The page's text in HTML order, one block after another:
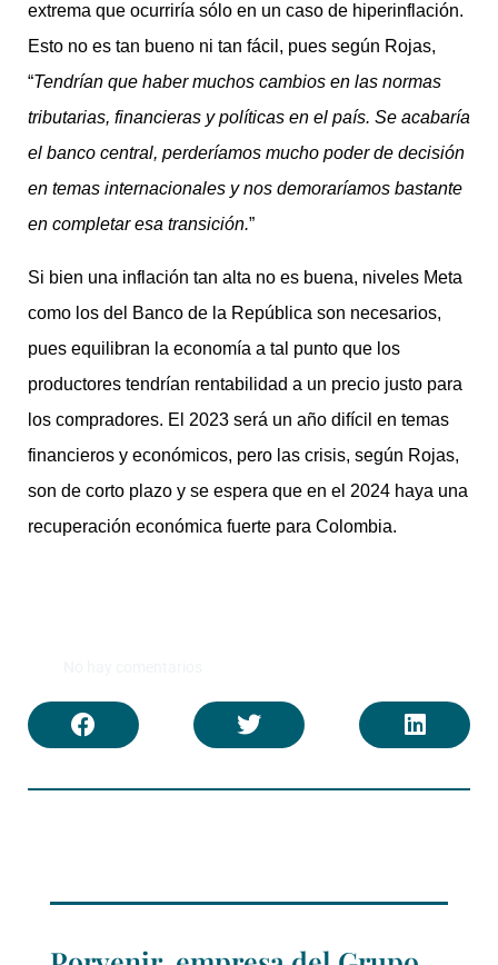
extrema que ocurriría sólo en un caso de hiperinflación.
Esto no es tan bueno ni tan fácil, pues según Rojas,
“Tendrían que haber muchos cambios en las normas
tributarias, financieras y políticas en el país. Se acabaría
el banco central, perderíamos mucho poder de decisión
en temas internacionales y nos demoraríamos bastante
en completar esa transición.”
Si bien una inflación tan alta no es buena, niveles Meta
como los del Banco de la República son necesarios,
pues equilibran la economía a tal punto que los
productores tendrían rentabilidad a un precio justo para
los compradores. El 2023 será un año difícil en temas
financieros y económicos, pero las crisis, según Rojas,
son de corto plazo y se espera que en el 2024 haya una
recuperación económica fuerte para Colombia.